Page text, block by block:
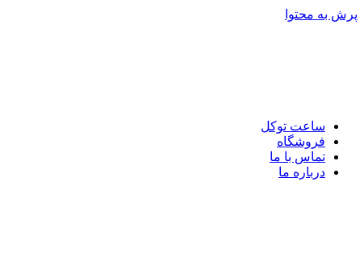
پرش به محتوا
ساعت توکل
فروشگاه
تماس با ما
درباره ما